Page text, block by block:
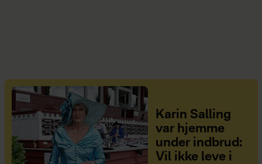
Karin Salling
var hjemme
under indbrud:
Vil ikke leve i